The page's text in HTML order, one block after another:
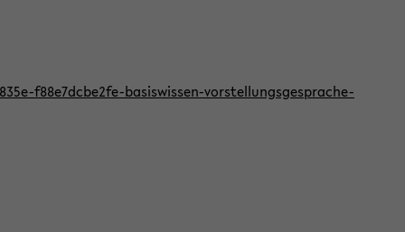
f88e7dcbe2fe-basiswissen-vorstellungsgesprache-